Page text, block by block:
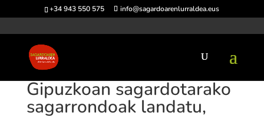
+34 943 550 575 info@sagardoarenlurraldea.eus
Gipuzkoan sagardotarako
sagarrondoak landatu,